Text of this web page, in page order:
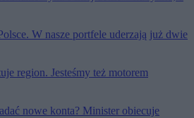
W nasze portfele uderzają już dwie
region. Jesteśmy też motorem
nowe konta? Minister obiecuje